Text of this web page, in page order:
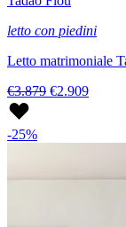
letto con piedini
Letto matrimoniale
€3.879 €2.909
-25%